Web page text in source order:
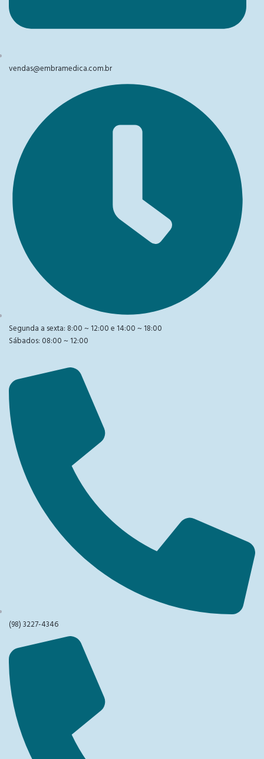
vendas@embramedica.com.br
Segunda a sexta: 8:00 ~ 12:00 e 14:00 ~ 18:00
Sábados: 08:00 ~ 12:00
(98) 3227-4346